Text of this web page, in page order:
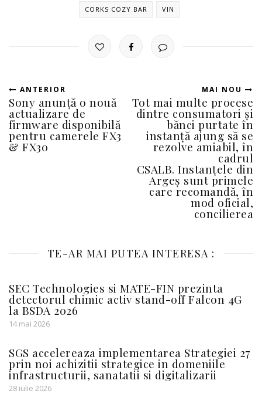
CORKS COZY BAR VIN
ANTERIOR
Sony anunță o nouă
actualizare de
firmware disponibilă
pentru camerele FX3
& FX30
MAI NOU
Tot mai multe procese
dintre consumatori și
bănci purtate în
instanță ajung să se
rezolve amiabil, în
cadrul
CSALB. Instanțele din
Argeș sunt primele
care recomandă, în
mod oficial,
concilierea
TE-AR MAI PUTEA INTERESA :
SEC Technologies si MATE-FIN prezinta
detectorul chimic activ stand-off Falcon 4G
la BSDA 2026
14 mai 2026
SGS accelereaza implementarea Strategiei 27
prin noi achizitii strategice in domeniile
infrastructurii, sanatatii si digitalizarii
28 iulie 2026